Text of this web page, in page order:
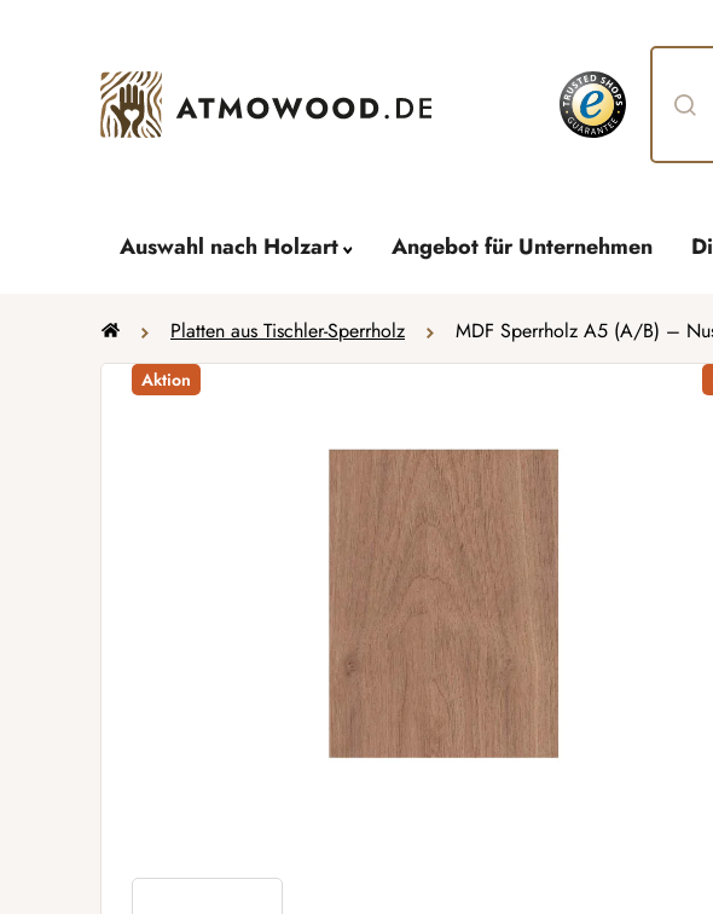
Auswahl nach Holzart Angebot für Unternehmen
StartseitePlatten aus Tischler-Sperrholz MDF Sperrholz A5 (A/B) –
Aktion